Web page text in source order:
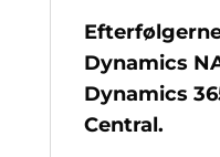
Dynamics
Dynamics
Central.